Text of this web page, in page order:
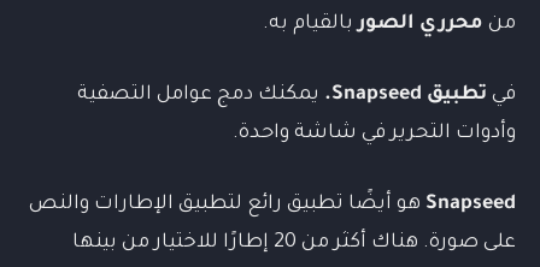
من محرري الصوربالقيام به.
في تطبيق Snapseed.
يمكنك دمج عوامل التصفية
وأدوات التحرير في شاشة واحدة.
Snapseed هو أيضًا تطبيق رائع لتطبيق الإطارات والنص
على صورة. هناك أكثر من 20 إطارًا للاختيار من بينها